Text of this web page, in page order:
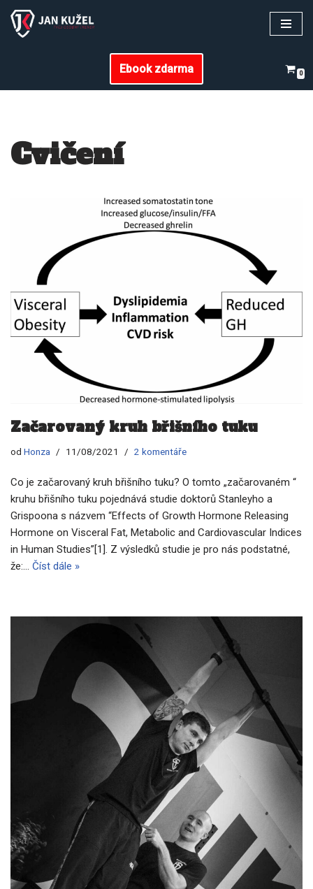
Přeskočit
Ebook zdarma 0
Cvičení
Začarovaný kruh břišního tuku
od Honza 11/08/2021 2 komentáře
Co je začarovaný kruh břišního tuku? O tomto „začarovaném “
kruhu břišního tuku pojednává studie doktorů Stanleyho a
Grispoona s názvem “Effects of Growth Hormone Releasing
Hormone on Visceral Fat, Metabolic and Cardiovascular Indices
in Human Studies”[1]. Z výsledků studie je pro nás podstatné,
že:… Číst dále »